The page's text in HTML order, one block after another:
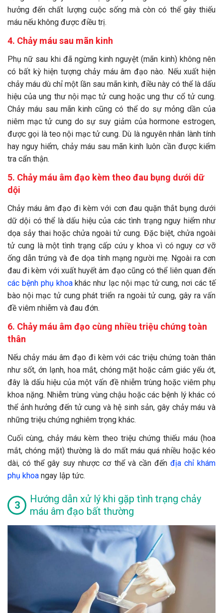
hưởng đến chất lượng cuộc sống mà còn có thể gây thiếu
máu nếu không được điều trị.
4. Chảy máu sau mãn kinh
Phụ nữ sau khi đã ngừng kinh nguyệt (mãn kinh) không nên
có bất kỳ hiện tượng chảy máu âm đạo nào. Nếu xuất hiện
chảy máu dù chỉ một lần sau mãn kinh, điều này có thể là dấu
hiệu của ung thư nội mạc tử cung hoặc ung thư cổ tử cung.
Chảy máu sau mãn kinh cũng có thể do sự mỏng dần của
niêm mạc tử cung do sự suy giảm của hormone estrogen,
được gọi là teo nội mạc tử cung. Dù là nguyên nhân lành tính
hay nguy hiểm, chảy máu sau mãn kinh luôn cần được kiểm
tra cẩn thận.
5. Chảy máu âm đạo kèm theo đau bụng dưới dữ
dội
Chảy máu âm đạo đi kèm với cơn đau quặn thắt bụng dưới
dữ dội có thể là dấu hiệu của các tình trạng nguy hiểm như
dọa sảy thai hoặc chửa ngoài tử cung. Đặc biệt, chửa ngoài
tử cung là một tình trạng cấp cứu y khoa vì có nguy cơ vỡ
ống dẫn trứng và đe dọa tính mạng người mẹ. Ngoài ra cơn
đau đi kèm với xuất huyết âm đạo cũng có thể liên quan đến
các bệnh phụ khoakhác như lạc nội mạc tử cung, nơi các tế
bào nội mạc tử cung phát triển ra ngoài tử cung, gây ra vấn
đề viêm nhiễm và đau đớn.
6. Chảy máu âm đạo cùng nhiều triệu chứng toàn
thân
Nếu chảy máu âm đạo đi kèm với các triệu chứng toàn thân
như sốt, ớn lạnh, hoa mắt, chóng mặt hoặc cảm giác yếu ớt,
đây là dấu hiệu của một vấn đề nhiễm trùng hoặc viêm phụ
khoa nặng. Nhiễm trùng vùng chậu hoặc các bệnh lý khác có
thể ảnh hưởng đến tử cung và hệ sinh sản, gây chảy máu và
những triệu chứng nghiêm trọng khác.
Cuối cùng, chảy máu kèm theo triệu chứng thiếu máu (hoa
mắt, chóng mặt) thường là do mất máu quá nhiều hoặc kéo
dài, có thể gây suy nhược cơ thể và cần đến địa chỉ khám
phụ khoa ngay lập tức.
Hướng dẫn xử lý khi gặp tình trạng chảy
máu âm đạo bất thường